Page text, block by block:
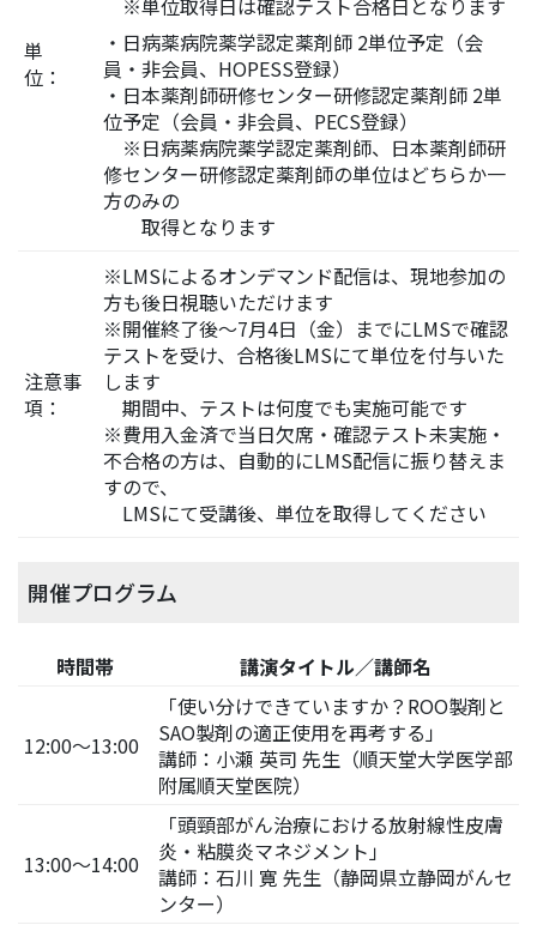
単
位：
※単位取得日は確認テスト合格日となります
・日病薬病院薬学認定薬剤師 2単位予定（会
員・非会員、HOPESS登録）
・日本薬剤師研修センター研修認定薬剤師 2単
位予定（会員・非会員、PECS登録）
※日病薬病院薬学認定薬剤師、日本薬剤師研
修センター研修認定薬剤師の単位はどちらか一
方のみの
取得となります
注意事
項：
※LMSによるオンデマンド配信は、現地参加の
方も後日視聴いただけます
※開催終了後～7月4日（金）までにLMSで確認
テストを受け、合格後LMSにて単位を付与いた
します
期間中、テストは何度でも実施可能です
※費用入金済で当日欠席・確認テスト未実施・
不合格の方は、自動的にLMS配信に振り替えま
すので、
LMSにて受講後、単位を取得してください
開催プログラム
時間帯 講演タイトル／講師名
12:00～13:00
「使い分けできていますか？ROO製剤と
SAO製剤の適正使用を再考する」
講師：小瀬 英司 先生（順天堂大学医学部
附属順天堂医院）
13:00～14:00
「頭頸部がん治療における放射線性皮膚
炎・粘膜炎マネジメント」
講師：石川 寛 先生（静岡県立静岡がんセ
ンター）